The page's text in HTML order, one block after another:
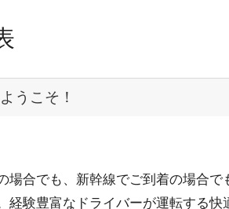
うこそ！
場合でも、新幹線でご到着の場合で
経験豊富なドライバーが運転する